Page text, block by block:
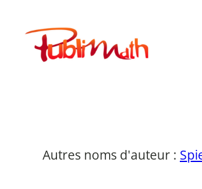
contenuPublimath
Autres noms d'auteur :